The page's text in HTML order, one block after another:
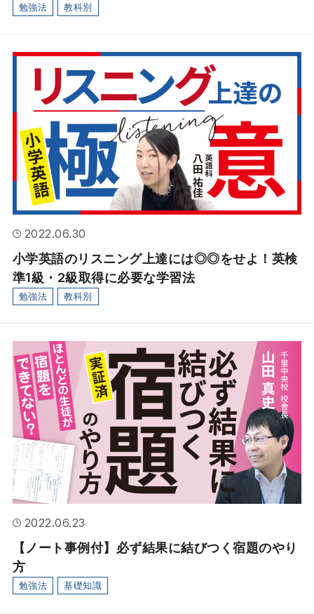
勉強法 教科別
2022.06.30
小学英語のリスニング上達には◎◎をせよ！英検
準1級・2級取得に必要な学習法
勉強法 教科別
2022.06.23
【ノート事例付】必ず結果に結びつく宿題のやり
方
勉強法 基礎知識